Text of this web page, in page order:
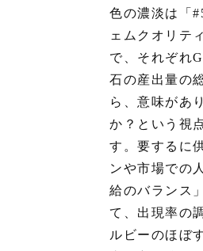
色の濃淡は「
ェムクオリテ
で、それぞれ
石の産出量の
ら、意味があ
か？という視
す。要するに
ンや市場での
給のバランス
て、出現率の
ルビーのほぼ